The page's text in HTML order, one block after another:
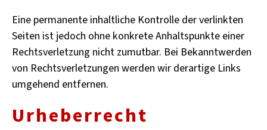
Eine per­ma­nen­te in­halt­li­che Kon­trol­le der ver­link­ten
Sei­ten ist je­doch ohne kon­kre­te An­halts­punk­te einer
Rechts­ver­let­zung nicht zu­mut­bar. Bei Be­kannt­wer­den
von Rechts­ver­let­zun­gen wer­den wir der­ar­ti­ge Links
um­ge­hend ent­fer­nen.
Ur­he­ber­recht